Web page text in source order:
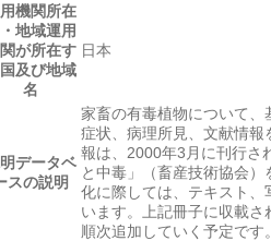
機関所在
地域運用
が所在す
及び地域
名
日本
データベ
スの説明
家畜の有毒植物について
症状、病理所見、文献情
報は、2000年3月に刊行さ
と中毒」（畜産技術協会
化に際しては、テキスト
います。上記冊子に収載
順次追加していく予定です。